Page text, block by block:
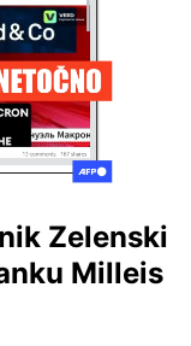
Zelenski
Milleis